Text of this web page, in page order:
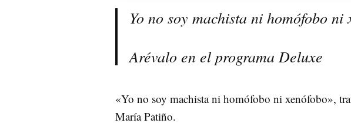
Yo no soy machista ni homófobo ni
Arévalo en el programa Deluxe
«Yo no soy machista ni homófobo ni xenófobo»,
María Patiño.